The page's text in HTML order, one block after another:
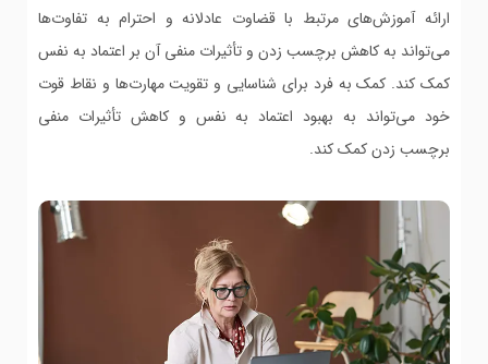
ارائه آموزش‌های مرتبط با قضاوت عادلانه و احترام به تفاوت‌ها
می‌تواند به کاهش برچسب زدن و تأثیرات منفی آن بر اعتماد به نفس
کمک کند. کمک به فرد برای شناسایی و تقویت مهارت‌ها و نقاط قوت
خود می‌تواند به بهبود اعتماد به نفس و کاهش تأثیرات منفی
برچسب زدن کمک کند.